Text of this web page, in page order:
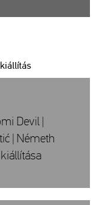
Devil |
| Németh